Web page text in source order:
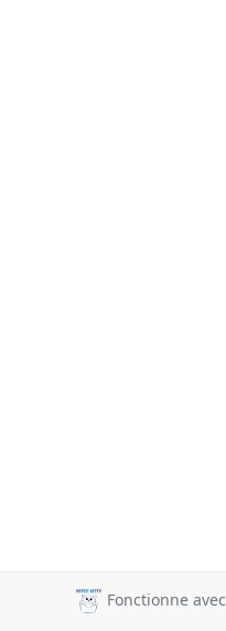
Fonctionne avec